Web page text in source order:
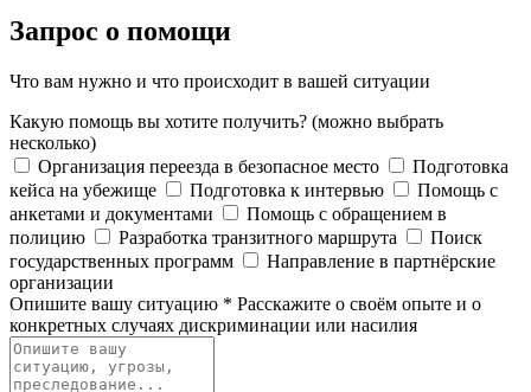
Запрос о помощи
Что вам нужно и что происходит в вашей ситуации
Какую помощь вы хотите получить? (можно выбрать
несколько)
Организация переезда в безопасное место
Подготовка
кейса на убежище
Подготовка к интервью
Помощь с
анкетами и документами
Помощь с обращением в
полицию
Разработка транзитного маршрута
Поиск
государственных программ
Направление в партнёрские
организации
Опишите вашу ситуацию * Расскажите о своём опыте и о
конкретных случаях дискриминации или насилия